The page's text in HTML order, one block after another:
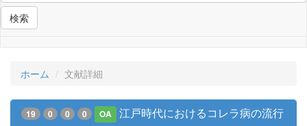
検索
ホーム 文献詳細
19 0 0 0 OA 江戸時代におけるコレラ病の流行